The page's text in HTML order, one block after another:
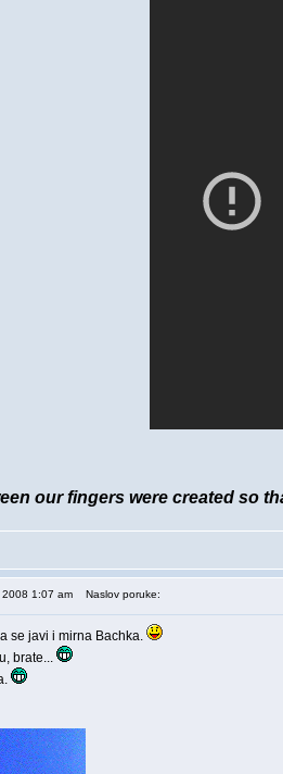
our fingers were created so
1:07 am Naslov poruke:
se javi i mirna Bachka.
brate...